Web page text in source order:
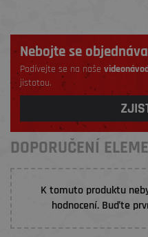
Nebojte se
Podívejte se na naše
jistotou.
DOPORUČENÍ
K tomuto produktu
hodnocení. Buďte